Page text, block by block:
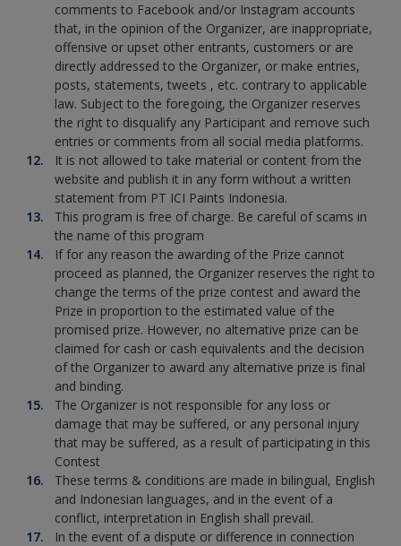
comments to Facebook and/or Instagram accounts
that, in the opinion of the Organizer, are inappropriate,
offensive or upset other entrants, customers or are
directly addressed to the Organizer, or make entries,
posts, statements, tweets , etc. contrary to applicable
law. Subject to the foregoing, the Organizer reserves
the right to disqualify any Participant and remove such
entries or comments from all social media platforms.
It is not allowed to take material or content from the
website and publish it in any form without a written
statement from PT ICI Paints Indonesia.
This program is free of charge. Be careful of scams in
the name of this program
If for any reason the awarding of the Prize cannot
proceed as planned, the Organizer reserves the right to
change the terms of the prize contest and award the
Prize in proportion to the estimated value of the
promised prize. However, no alternative prize can be
claimed for cash or cash equivalents and the decision
of the Organizer to award any alternative prize is final
and binding.
The Organizer is not responsible for any loss or
damage that may be suffered, or any personal injury
that may be suffered, as a result of participating in this
Contest
These terms & conditions are made in bilingual, English
and Indonesian languages, and in the event of a
conflict, interpretation in English shall prevail.
In the event of a dispute or difference in connection